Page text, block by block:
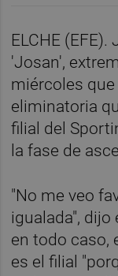
ELCHE
'Josan',
miércoles
eliminatoria
filial del
la fase de
"No me veo
igualada", dijo
en todo caso,
es el filial